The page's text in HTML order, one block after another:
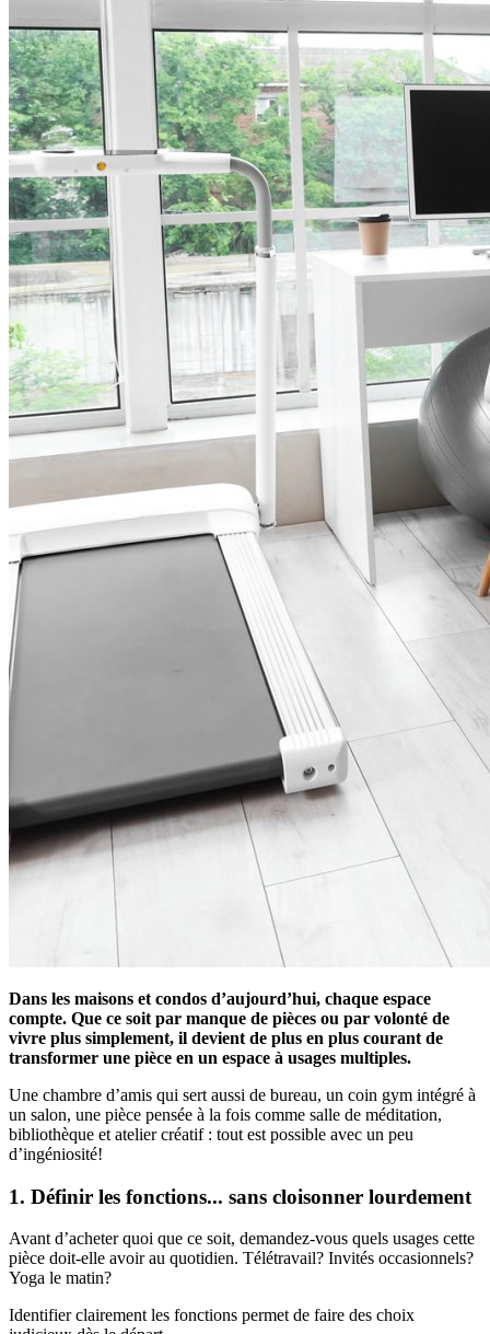
Dans les maisons et condos d’aujourd’hui, chaque espace
compte. Que ce soit par manque de pièces ou par volonté de
vivre plus simplement, il devient de plus en plus courant de
transformer une pièce en un espace à usages multiples.
Une chambre d’amis qui sert aussi de bureau, un coin gym intégré à
un salon, une pièce pensée à la fois comme salle de méditation,
bibliothèque et atelier créatif : tout est possible avec un peu
d’ingéniosité!
1. Définir les fonctions... sans cloisonner lourdement
Avant d’acheter quoi que ce soit, demandez-vous quels usages cette
pièce doit-elle avoir au quotidien. Télétravail? Invités occasionnels?
Yoga le matin?
Identifier clairement les fonctions permet de faire des choix